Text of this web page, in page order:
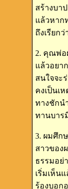
สร้างบา
แล้วหาก
ถึงเรียก
2. คุณพ่อ
แล้วอยา
สนใจจะ
คงเป็นเ
ทางชักน
ทานบาร
3. ผมศึก
สาวของ
ธรรมอย่
เริ่มเห็น
ร้องบอก